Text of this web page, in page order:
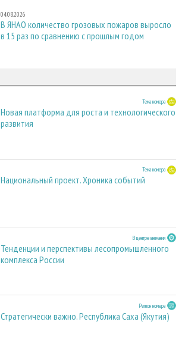
04.08.2026
В ЯНАО количество грозовых пожаров выросло
в 15 раз по сравнению с прошлым годом
Тема номера
Новая платформа для роста и технологического
развития
Тема номера
Национальный проект. Хроника событий
В центре внимания
Тенденции и перспективы лесопромышленного
комплекса России
Регион номера
Стратегически важно. Республика Саха (Якутия)